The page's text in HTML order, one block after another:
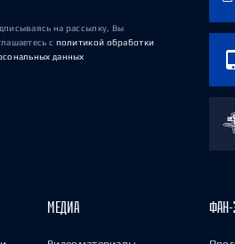
на рассылку, Вы
с политикой обработки
данных
МЕДИА ФАН-